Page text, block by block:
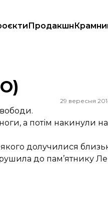
Продакшн
29 вересня
а потім накинули на
якого долучилися
до пам’ятнику